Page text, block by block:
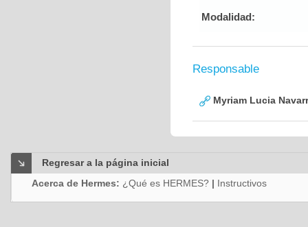
Modalidad:
Responsable
Myriam Lucia
Regresar a la página inicial
Acerca de Hermes: ¿Qué es HERMES? | Instructivos